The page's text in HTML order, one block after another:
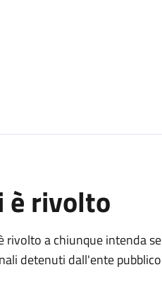
è rivolto
rivolto a chiunque intenda
detenuti dall'ente